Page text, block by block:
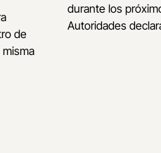
de
durante los
Autoridades